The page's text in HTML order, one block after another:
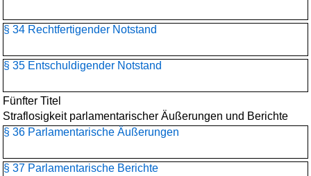
§ 34 Rechtfertigender Notstand
§ 35 Entschuldigender Notstand
Fünfter Titel
Straflosigkeit parlamentarischer Äußerungen und Berichte
§ 36 Parlamentarische Äußerungen
§ 37 Parlamentarische Berichte